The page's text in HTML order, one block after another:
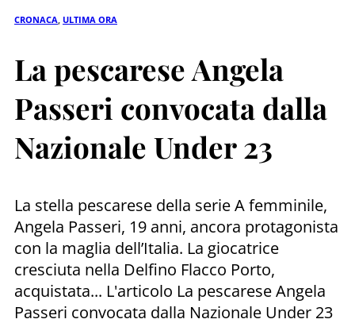
CRONACA ULTIMA ORA
La pescarese Angela
Passeri convocata dalla
Nazionale Under 23
La stella pescarese della serie A femminile,
Angela Passeri, 19 anni, ancora protagonista
con la maglia dell’Italia. La giocatrice
cresciuta nella Delfino Flacco Porto,
acquistata... L'articolo La pescarese Angela
Passeri convocata dalla Nazionale Under 23